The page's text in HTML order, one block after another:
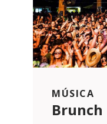
MÚSICA